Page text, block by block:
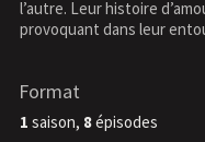
l’autre. Leur histoire
provoquant dans leur
Format
1 saison, 8épisodes